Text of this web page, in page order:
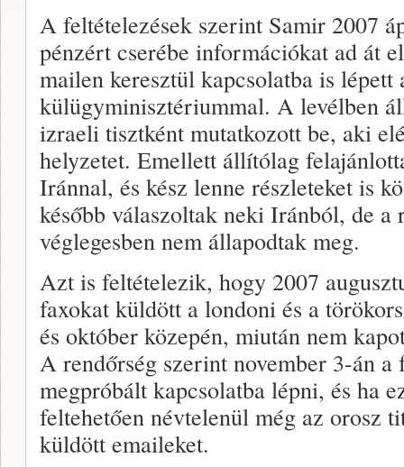
A feltételezések szerint Samir 2007
pénzért cserébe információkat ad át
mailen keresztül kapcsolatba is lépett
külügyminisztériummal. A levélben
izraeli tisztként mutatkozott be, aki
helyzetet. Emellett állítólag
Iránnal, és kész lenne részleteket is
később válaszoltak neki Iránból, de a
véglegesben nem állapodtak meg.
Azt is feltételezik, hogy 2007
faxokat küldött a londoni és a
és október közepén, miután nem
A rendőrség szerint november 3-án a
megpróbált kapcsolatba lépni, és ha
feltehetően névtelenül még az orosz
küldött emaileket.